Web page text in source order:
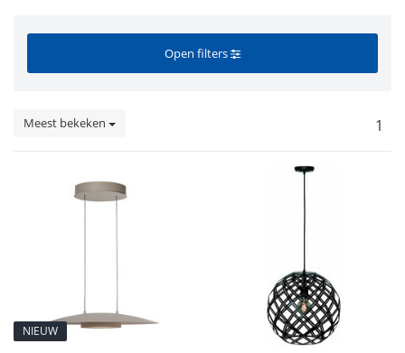
Open filters
Meest bekeken 1
NIEUW